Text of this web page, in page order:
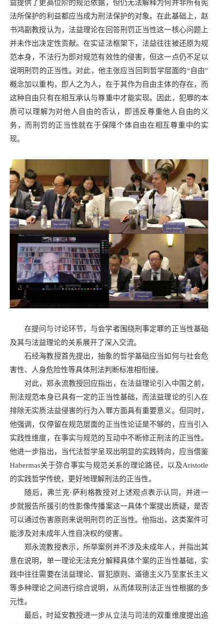
益提供了更高位阶的规范依据，但仍无法解释为何并非所有宪
法所保护的利益都应当成为刑法保护的对象。在此基础上，赵
书鸿副教授认为，法益理论在回答刑罚正当性这一核心问题上
并未作出决定性贡献。在实证法框架下，法益往往被还原为规
范本身，不法行为即对规范有效性的侵害，但这一点仍不足以
说明刑罚的正当性。对此，他主张应当回到哲学层面的“自由”
概念加以重构，即人之为人，在于其作为自由主体的存在，而
这种自由只有在相互承认与尊重中才能实现。因此，犯罪的本
质可以理解为对他人自由的否认，即违反尊重他人自由的义
务，而刑罚的正当性就在于保障个体自由在相互尊重中的实
现。
在提问与讨论环节，与会学者围绕刑事定罪的正当性基础
及其与法益理论的关系展开了深入交流。
石经海教授首先提出，抽象的哲学基础应当如何与社会危
害性、人身危险性等具体刑法判断标准相衔接。
对此，郑永流教授回应指出，在法益理论引入中国之前，
刑法规范本身已具有一定的正当性基础，而法益理论的引入在
排除无实质法益侵害的行为入罪方面具有重要意义。但同时，
他强调，仅停留在规范层面的正当性论证是不够的，应当引入
实践性维度，在事实与规范的互动中不断修正刑法的正当性。
他进一步指出，当代法哲学呈现出明显的实践转向，应当借鉴
Habermas关于弥合事实与规范关系的理论路径，以及Aristotle
的实践哲学传统，更好地理解刑法的正当性。
随后，弗兰克·萨利格教授对上述观点表示认同，并进一
步就报告所援引的性影像传播案这一具体个案提出质疑，是否
可以通过伤害原则来说明刑罚的正当性。他指出，这类案件可
能涉及对未成年人性自决权的侵害。
郑永流教授表示，所举案例并不涉及未成年人，并指出其
意在说明，单一理论无法充分解释具体个案的正当性基础，实
践中往往需要在法益理论、冒犯原则、道德主义乃至家长主义
等多种理论之间进行综合说明，从而体现刑法正当性根据的多
元性。
最后，时延安教授进一步从立法与司法的双重维度提出追